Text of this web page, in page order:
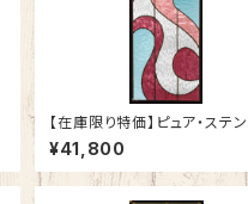
【在庫限り特価】ピュア・ステ
ラスSH-C37
¥41,800